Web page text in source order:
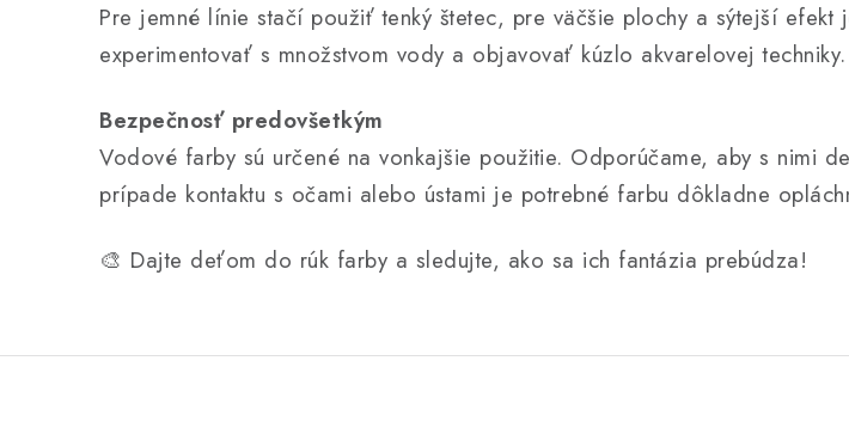
Pre jemné línie stačí použiť tenký štetec, pre väčšie plochy a sýtejší efekt
experimentovať s množstvom vody a objavovať kúzlo akvarelovej techniky.
Bezpečnosť predovšetkým
Vodové farby sú určené na vonkajšie použitie. Odporúčame, aby s nimi
prípade kontaktu s očami alebo ústami je potrebné farbu dôkladne
🎨 Dajte deťom do rúk farby a sledujte, ako sa ich fantázia prebúdza!